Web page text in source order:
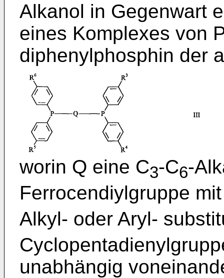
Alkanol in Gegenwart
eines Komplexes von
diphenylphosphin der
worin Q eine C3-C6-
Ferrocendiylgruppe
Alkyl- oder Aryl-
unabhängig